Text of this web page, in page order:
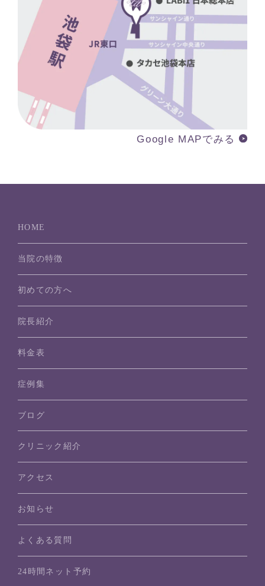
Google MAPでみる
HOME
当院の特徴
初めての方へ
院長紹介
料金表
症例集
ブログ
クリニック紹介
アクセス
お知らせ
よくある質問
24時間ネット予約